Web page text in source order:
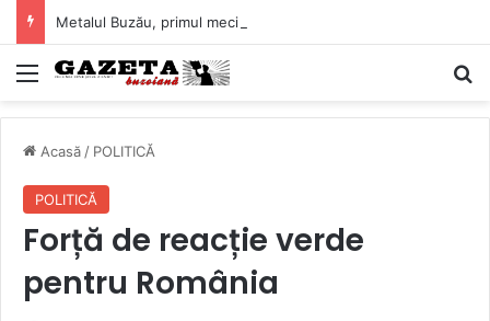
Mediu
Acasă / POLITICĂ
POLITICĂ
Forță de reacție verde
pentru România